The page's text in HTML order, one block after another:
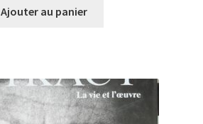
Ajouter au panier